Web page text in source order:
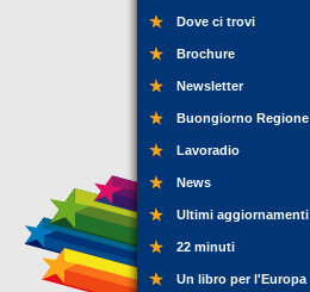
Dove ci trovi
Brochure
Newsletter
Buongiorno Regione
Lavoradio
News
Ultimi aggiornamenti
22 minuti
Un libro per l'Europa